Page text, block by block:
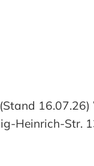
Heinrich-Str.